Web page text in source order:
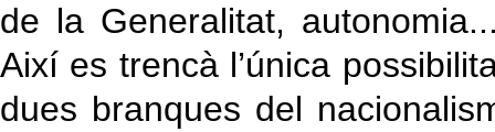
de la Generalitat,
Així es trencà l’única
dues branques del